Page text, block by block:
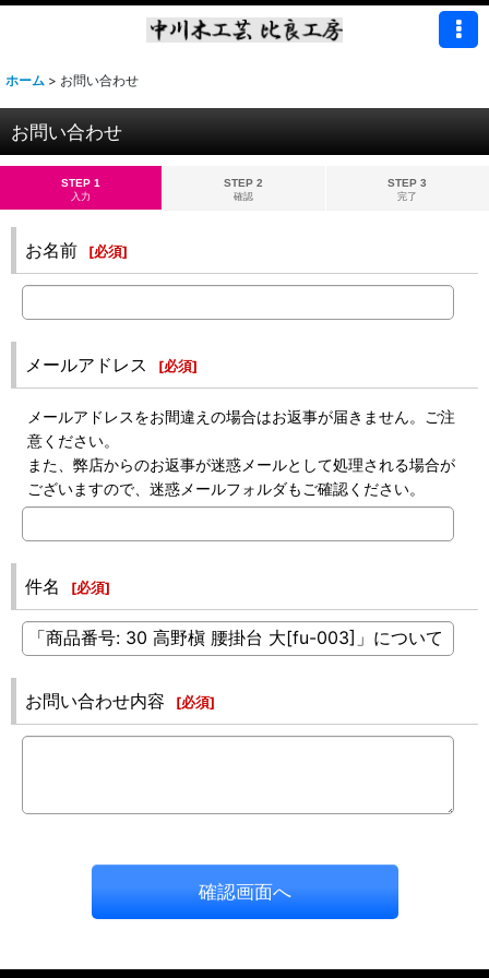
ホーム > お問い合わせ
お問い合わせ
STEP 1
入力
STEP 2
確認
STEP 3
完了
お名前 [必須]
メールアドレス [必須]
メールアドレスをお間違えの場合はお返事が届きません。ご注
意ください。
また、弊店からのお返事が迷惑メールとして処理される場合が
ございますので、迷惑メールフォルダもご確認ください。
件名 [必須]
お問い合わせ内容 [必須]
確認画面へ